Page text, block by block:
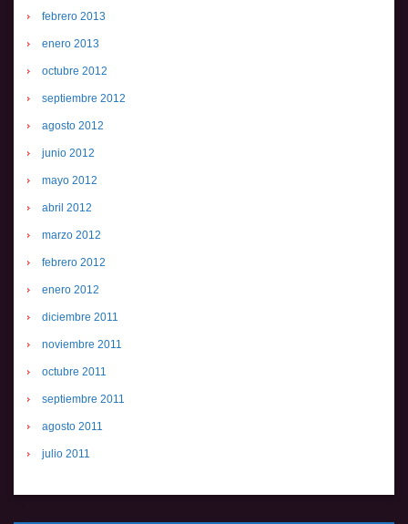
febrero 2013
enero 2013
octubre 2012
septiembre 2012
agosto 2012
junio 2012
mayo 2012
abril 2012
marzo 2012
febrero 2012
enero 2012
diciembre 2011
noviembre 2011
octubre 2011
septiembre 2011
agosto 2011
julio 2011